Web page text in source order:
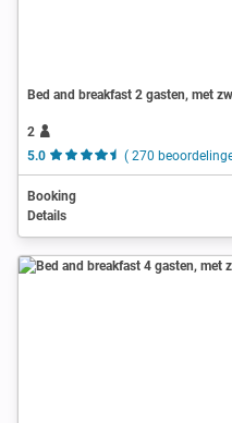
Bed and breakfast 2 gasten, met
2
5.0
( 270
Booking
Details